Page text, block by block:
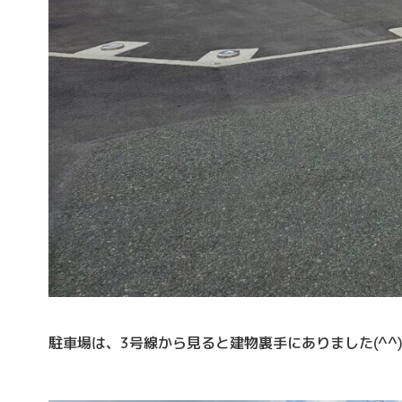
駐車場は、3号線から見ると建物裏手にありました(^^)